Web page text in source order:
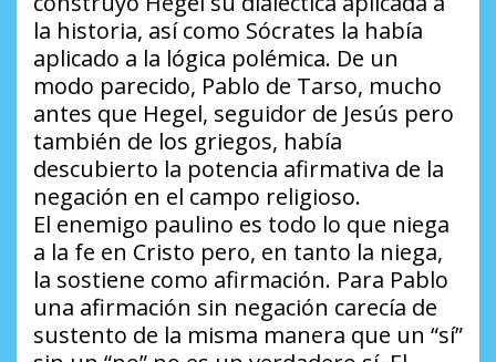
la historia, así como Sócrates la había
aplicado a la lógica polémica. De un
modo parecido, Pablo de Tarso, mucho
antes que Hegel, seguidor de Jesús pero
también de los griegos, había
descubierto la potencia afirmativa de la
negación en el campo religioso.
El enemigo paulino es todo lo que niega
a la fe en Cristo pero, en tanto la niega,
la sostiene como afirmación. Para Pablo
una afirmación sin negación carecía de
sustento de la misma manera que un “sí”